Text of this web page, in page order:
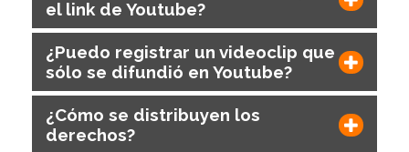
el link de Youtube?
¿Puedo registrar un videoclip que
sólo se difundió en Youtube?
¿Cómo se distribuyen los
derechos?